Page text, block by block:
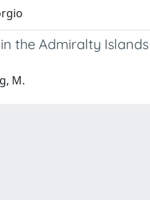
the Admiralty Islands
M.